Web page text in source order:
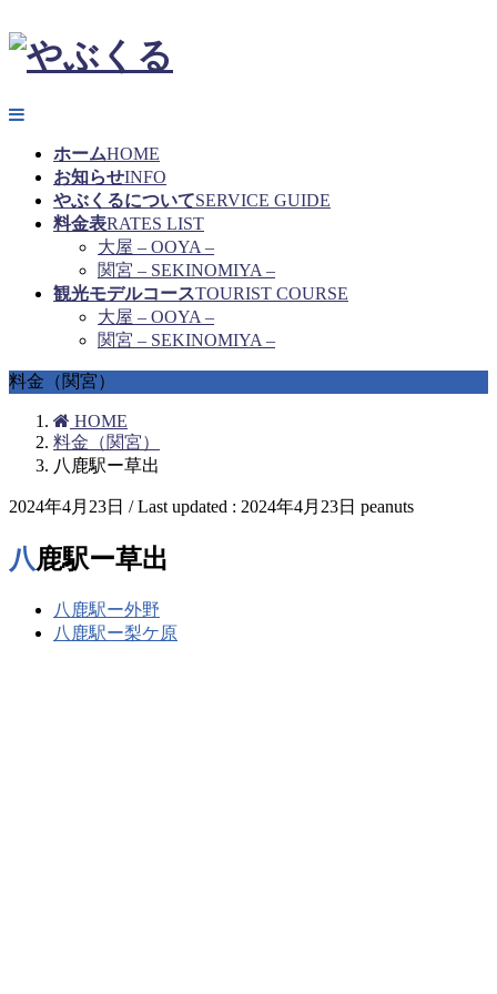
ホームHOME
お知らせINFO
やぶくるについてSERVICE GUIDE
料金表RATES LIST
大屋 – OOYA –
関宮 – SEKINOMIYA –
観光モデルコースTOURIST COURSE
大屋 – OOYA –
関宮 – SEKINOMIYA –
料金（関宮）
HOME
料金（関宮）
八鹿駅ー草出
2024年4月23日 / Last updated : 2024年4月23日 peanuts
八鹿駅ー草出
八鹿駅ー外野
八鹿駅ー梨ケ原